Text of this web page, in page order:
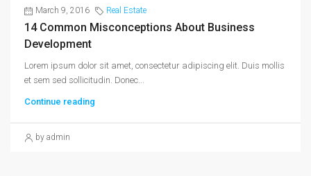
March 9, 2016 Real Estate
14 Common Misconceptions About Business
Development
Lorem ipsum dolor sit amet, consectetur adipiscing elit. Duis mollis
et sem sed sollicitudin. Donec...
Continue reading
by admin